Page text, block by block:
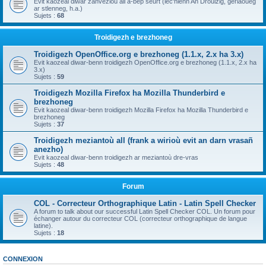
ar stlenneg, h.a.)
Sujets : 68
Troidigezh e brezhoneg
Troidigezh OpenOffice.org e brezhoneg (1.1.x, 2.x ha 3.x)
Evit kaozeal diwar-benn troidigezh OpenOffice.org e brezhoneg (1.1.x, 2.x ha
3.x)
Sujets : 59
Troidigezh Mozilla Firefox ha Mozilla Thunderbird e
brezhoneg
Evit kaozeal diwar-benn troidigezh Mozilla Firefox ha Mozilla Thunderbird e
brezhoneg
Sujets : 37
Troidigezh meziantoù all (frank a wirioù evit an darn vrasañ
anezho)
Evit kaozeal diwar-benn troidigezh ar meziantoù dre-vras
Sujets : 48
Forum
COL - Correcteur Orthographique Latin - Latin Spell Checker
A forum to talk about our successful Latin Spell Checker COL. Un forum pour
échanger autour du correcteur COL (correcteur orthographique de langue
latine).
Sujets : 18
CONNEXION